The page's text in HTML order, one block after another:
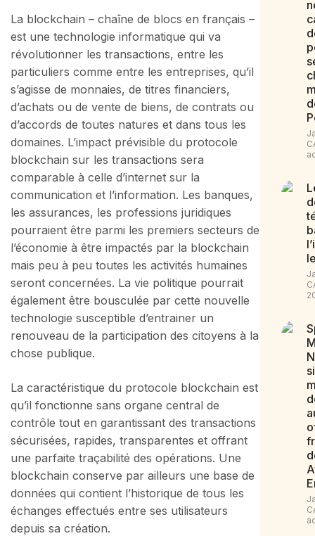
La blockchain – chaîne de blocs en français –
est une technologie informatique qui va
révolutionner les transactions, entre les
particuliers comme entre les entreprises, qu’il
s’agisse de monnaies, de titres financiers,
d’achats ou de vente de biens, de contrats ou
d’accords de toutes natures et dans tous les
domaines. L’impact prévisible du protocole
blockchain sur les transactions sera
comparable à celle d’internet sur la
communication et l’information. Les banques,
les assurances, les professions juridiques
pourraient être parmi les premiers secteurs de
l’économie à être impactés par la blockchain
mais peu à peu toutes les activités humaines
seront concernées. La vie politique pourrait
également être bousculée par cette nouvelle
technologie susceptible d’entrainer un
renouveau de la participation des citoyens à la
chose publique.
La caractéristique du protocole blockchain est
qu’il fonctionne sans organe central de
contrôle tout en garantissant des transactions
sécurisées, rapides, transparentes et offrant
une parfaite traçabilité des opérations. Une
blockchain conserve par ailleurs une base de
données qui contient l’historique de tous les
échanges effectués entre ses utilisateurs
depuis sa création.